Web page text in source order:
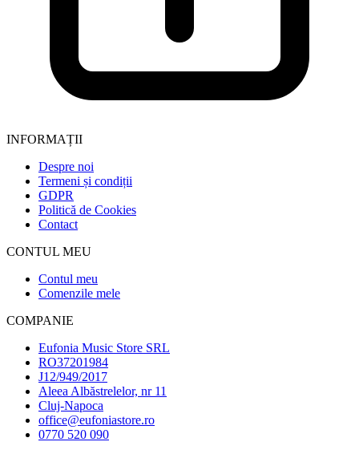
INFORMAȚII
Despre noi
Termeni și condiții
GDPR
Politică de Cookies
Contact
CONTUL MEU
Contul meu
Comenzile mele
COMPANIE
Eufonia Music Store SRL
RO37201984
J12/949/2017
Aleea Albăstrelelor, nr 11
Cluj-Napoca
office@eufoniastore.ro
0770 520 090